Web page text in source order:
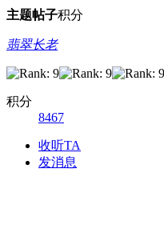
主题帖子积分
翡翠长老
积分
8467
收听TA
发消息